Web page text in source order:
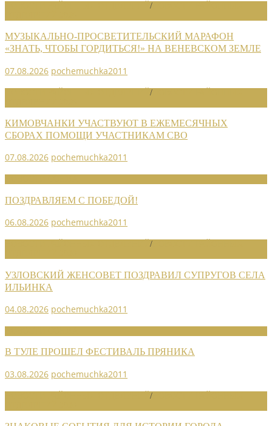
/
МУЗЫКАЛЬНО-ПРОСВЕТИТЕЛЬСКИЙ МАРАФОН
«ЗНАТЬ, ЧТОБЫ ГОРДИТЬСЯ!» НА ВЕНЕВСКОМ ЗЕМЛЕ
07.08.2026 pochemuchka2011
/
КИМОВЧАНКИ УЧАСТВУЮТ В ЕЖЕМЕСЯЧНЫХ
СБОРАХ ПОМОЩИ УЧАСТНИКАМ СВО
07.08.2026 pochemuchka2011
ПОЗДРАВЛЯЕМ С ПОБЕДОЙ!
06.08.2026 pochemuchka2011
/
УЗЛОВСКИЙ ЖЕНСОВЕТ ПОЗДРАВИЛ СУПРУГОВ СЕЛА
ИЛЬИНКА
04.08.2026 pochemuchka2011
В ТУЛЕ ПРОШЕЛ ФЕСТИВАЛЬ ПРЯНИКА
03.08.2026 pochemuchka2011
/